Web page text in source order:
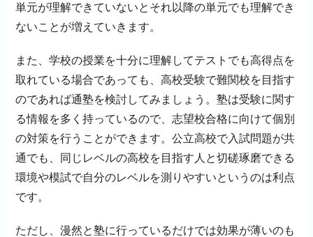
単元が理解できていないとそれ以降の単元でも理解でき
ないことが増えていきます。
また、学校の授業を十分に理解してテストでも高得点を
取れている場合であっても、高校受験で難関校を目指す
のであれば通塾を検討してみましょう。塾は受験に関す
る情報を多く持っているので、志望校合格に向けて個別
の対策を行うことができます。公立高校で入試問題が共
通でも、同じレベルの高校を目指す人と切磋琢磨できる
環境や模試で自分のレベルを測りやすいというのは利点
です。
ただし、漫然と塾に行っているだけでは効果が薄いのも